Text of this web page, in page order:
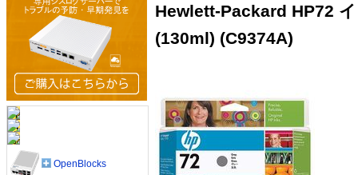
Hewlett-Packard HP72
(130ml) (C9374A)
OpenBlocks